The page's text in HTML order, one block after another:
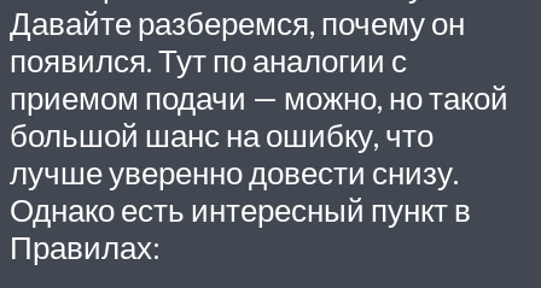
Давайте разберемся, почему он
появился. Тут по аналогии с
приемом подачи — можно, но такой
большой шанс на ошибку, что
лучше уверенно довести снизу.
Однако есть интересный пункт в
Правилах: